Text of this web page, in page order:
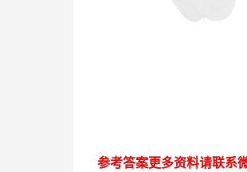
参考答案更多资料请联系